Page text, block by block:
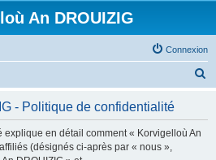
An DROUIZIG
Connexion
- Politique de confidentialité
en détail comment « Korvigelloù An
(désignés ci-après par « nous »,